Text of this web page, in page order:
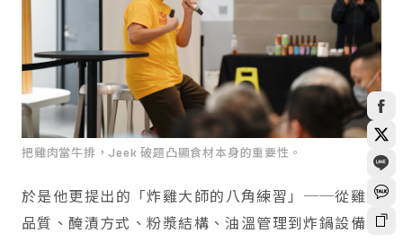
把雞肉當牛排，Jeek 破題凸顯食材本身的重要性。
於是他更提出的「炸雞大師的八角練習」──從雞肉
品質、醃漬方式、粉漿結構、油溫管理到炸鍋設備等